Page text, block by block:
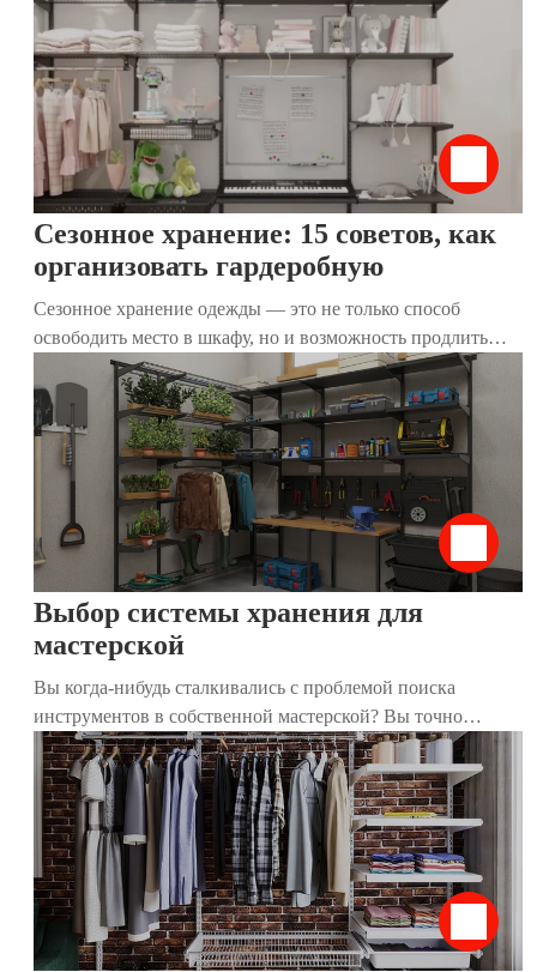
беспорядок. Популяризированный японской эксперткой
Мари Кондо, этот метод позволяет экономить место,
сохранять порядок и упрощать повседневную жизнь. В
этой статье мы разберём, как работает вертикальное
хранение, почему оно подходит для гардеробных и как
наши гардеробные системы помогают воплотить его в
жизнь.
Сезонное хранение: 15 советов, как
организовать гардеробную
Сезонное хранение одежды — это не только способ
освободить место в шкафу, но и возможность продлить
жизнь любимым вещам. Правильная организация
гардеробной помогает легко находить нужные предметы,
поддерживать порядок и экономить время. В этой статье
мы собрали 15 практичных советов, которые помогут вам
эффективно подготовить и организовать сезонное
хранение, независимо от размера вашего дома.
Выбор системы хранения для
мастерской
Вы когда-нибудь сталкивались с проблемой поиска
инструментов в собственной мастерской? Вы точно
знаете, что они есть, но найти их практически нереально?
Мы расскажем, как организовать пространство, чтобы все
лежало на своих местах и было под рукой.